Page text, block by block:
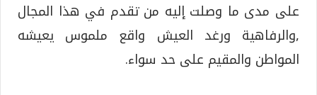
على مدى ما وصلت إليه من تقدم في هذا المجال
,والرفاهية ورغد العيش واقع ملموس يعيشه
المواطن والمقيم على حد سواء.